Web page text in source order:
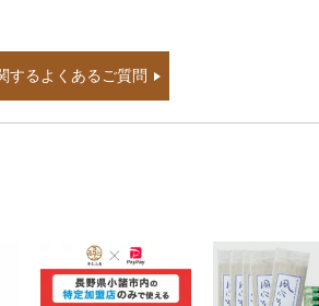
するよくあるご質問